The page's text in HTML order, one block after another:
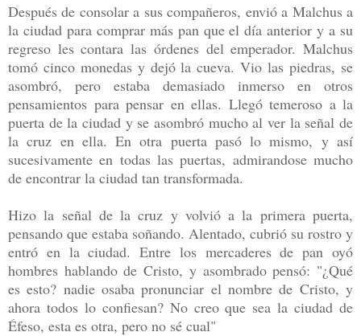
Después de consolar a sus compañeros, envió a Malchus a
la ciudad para comprar más pan que el día anterior y a su
regreso les contara las órdenes del emperador. Malchus
tomó cinco monedas y dejó la cueva. Vio las piedras, se
asombró, pero estaba demasiado inmerso en otros
pensamientos para pensar en ellas. Llegó temeroso a la
puerta de la ciudad y se asombró mucho al ver la señal de
la cruz en ella. En otra puerta pasó lo mismo, y así
sucesivamente en todas las puertas, admirandose mucho
de encontrar la ciudad tan transformada.
Hizo la señal de la cruz y volvió a la primera puerta,
pensando que estaba soñando. Alentado, cubrió su rostro y
entró en la ciudad. Entre los mercaderes de pan oyó
hombres hablando de Cristo, y asombrado pensó: "¿Qué
es esto? nadie osaba pronunciar el nombre de Cristo, y
ahora todos lo confiesan? No creo que sea la ciudad de
Éfeso, esta es otra, pero no sé cual"